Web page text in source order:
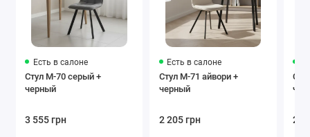
Есть в салоне
Стул M-70 серый +
черный
3 555 грн
Есть в салоне
Стул M-71 айвори +
черный
2 205 грн 2